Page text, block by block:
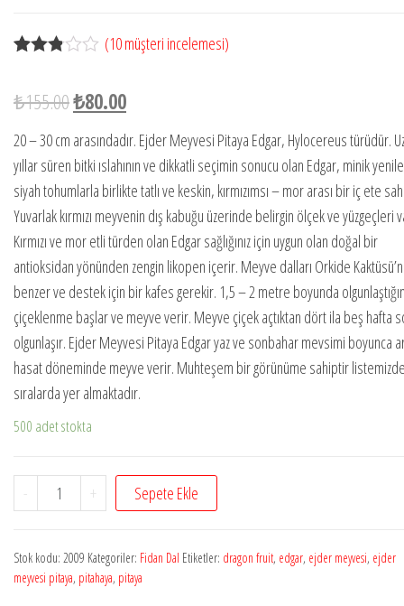
a
rak 5
üzerind
en2.80
puan
aldı
(10müşteri incelemesi)
₺155.00₺80.00
20 – 30 cm arasındadır. Ejder Meyvesi Pitaya Edgar, Hylocereus türüdür.
yıllar süren bitki ıslahının ve dikkatli seçimin sonucu olan Edgar, minik
siyah tohumlarla birlikte tatlı ve keskin, kırmızımsı – mor arası bir iç ete
Yuvarlak kırmızı meyvenin dış kabuğu üzerinde belirgin ölçek ve yüzgeçleri
Kırmızı ve mor etli türden olan Edgar sağlığınız için uygun olan doğal bir
antioksidan yönünden zengin likopen içerir. Meyve dalları Orkide
benzer ve destek için bir kafes gerekir. 1,5 – 2 metre boyunda
çiçeklenme başlar ve meyve verir. Meyve çiçek açtıktan dört ila beş hafta
olgunlaşır. Ejder Meyvesi Pitaya Edgar yaz ve sonbahar mevsimi boyunca
hasat döneminde meyve verir. Muhteşem bir görünüme sahiptir
sıralarda yer almaktadır.
500 adet stokta
-
Pitaya
Edgar
Adet
Kesme
+ Sepete Ekle
Stok kodu: 2009 Kategoriler: Fidan Dal Etiketler: dragon fruit, edgar, ejder meyvesi, ejder
meyvesi pitaya, pitahaya, pitaya